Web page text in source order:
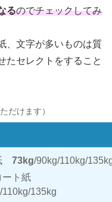
るのでチェックしてみ
、文字が多いものは質
たセレクトをすること
だけます）
73kg/90kg/110kg/
ート紙
110kg/135kg